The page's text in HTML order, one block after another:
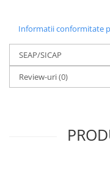
Informatii conformitate
SEAP/SICAP
Review-uri(0)